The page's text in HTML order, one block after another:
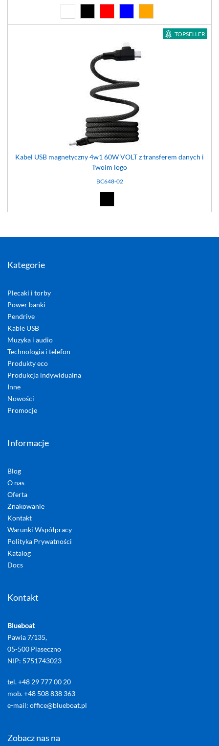
TOPSELLER
Kabel USB magnetyczny 4w1 60W VOLT z transferem danych i
Twoim logo
BC648-02
Kategorie
Plecaki i torby
Power banki
Pendrive
Kable USB
Muzyka i audio
Technologia i telefon
Produkty eco
Produkcja indywidualna
Inne
Nowości
Promocje
Informacje
Blog
O nas
Oferta
Znakowanie
Kontakt
Warunki Współpracy
Polityka Prywatności
Katalog
Docs
Kontakt
Blueboat
Pawia 7/135,
05-500 Piaseczno
NIP: 5751743023
tel. +48 29 777 00 20
mob. +48 508 838 363
e-mail: office@blueboat.pl
Zobacz nas na